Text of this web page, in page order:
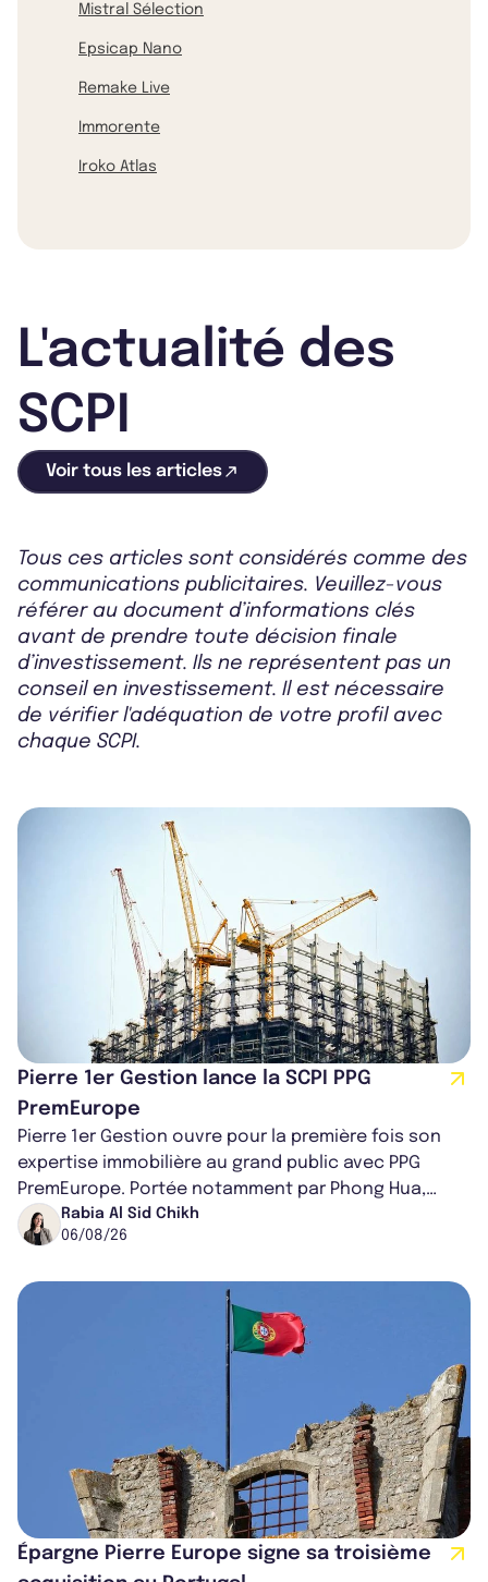
Mistral Sélection
Epsicap Nano
Remake Live
Immorente
Iroko Atlas
L'actualité des
SCPI
Voir tous les articles
Tous ces articles sont considérés comme des
communications publicitaires. Veuillez-vous
référer au document d’informations clés
avant de prendre toute décision finale
d’investissement. Ils ne représentent pas un
conseil en investissement. Il est nécessaire
de vérifier l'adéquation de votre profil avec
chaque SCPI.
Pierre 1er Gestion lance la SCPI PPG
PremEurope
Pierre 1er Gestion ouvre pour la première fois son
expertise immobilière au grand public avec PPG
PremEurope. Portée notamment par Phong Hua,
ancien directeur des investissements d...
Rabia Al Sid Chikh
06/08/26
Épargne Pierre Europe signe sa troisième